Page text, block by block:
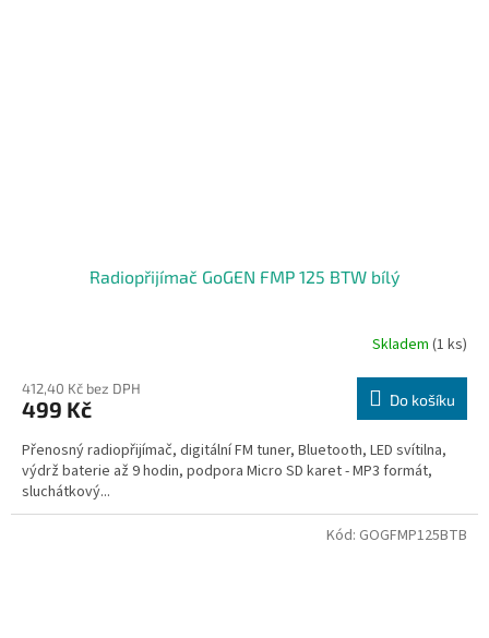
Radiopřijímač GoGEN FMP 125 BTW bílý
Skladem (1 ks)
412,40 Kč bez DPH
499 Kč Do košíku
Přenosný radiopřijímač, digitální FM tuner, Bluetooth, LED svítilna,
výdrž baterie až 9 hodin, podpora Micro SD karet - MP3 formát,
sluchátkový...
Kód: GOGFMP125BTB